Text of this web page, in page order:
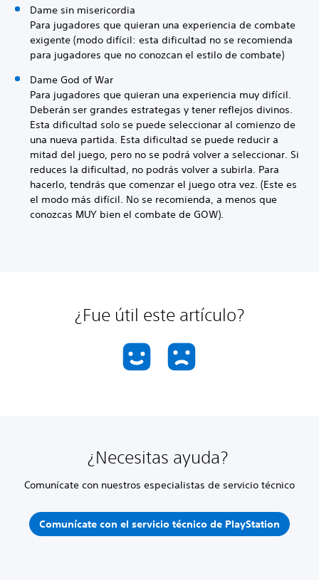
Dame sin misericordia
Para jugadores que quieran una experiencia de combate
exigente (modo difícil: esta dificultad no se recomienda
para jugadores que no conozcan el estilo de combate)
Dame God of War
Para jugadores que quieran una experiencia muy difícil.
Deberán ser grandes estrategas y tener reflejos divinos.
Esta dificultad solo se puede seleccionar al comienzo de
una nueva partida. Esta dificultad se puede reducir a
mitad del juego, pero no se podrá volver a seleccionar. Si
reduces la dificultad, no podrás volver a subirla. Para
hacerlo, tendrás que comenzar el juego otra vez. (Este es
el modo más difícil. No se recomienda, a menos que
conozcas MUY bien el combate de GOW).
¿Fue útil este artículo?
¿Necesitas ayuda?
Comunícate con nuestros especialistas de servicio técnico
Comunícate con el servicio técnico de PlayStation